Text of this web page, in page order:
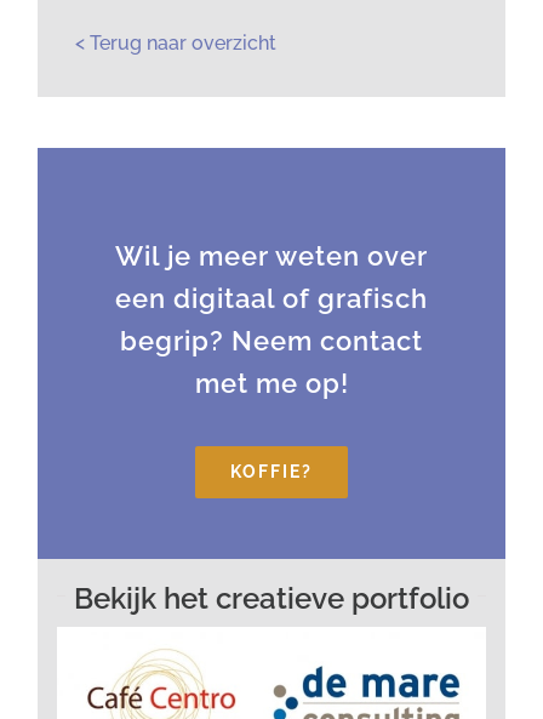
< Terug naar overzicht
Wil je meer weten over
een digitaal of grafisch
begrip? Neem contact
met me op!
KOFFIE?
Bekijk het creatieve portfolio